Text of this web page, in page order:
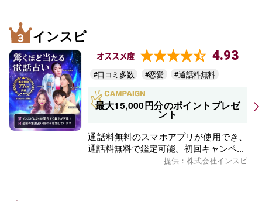
インスピ
オススメ度 4.93
#口コミ多数 #恋愛 #通話料無料
最大15,000円分のポイントプレゼ
ント
通話料無料のスマホアプリが使用でき、
通話料無料で鑑定可能。初回キャンペ...
提供：株式会社インスピ